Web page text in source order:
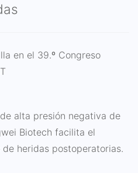
en el 39.º Congreso
alta presión negativa de
Biotech facilita el
heridas postoperatorias.